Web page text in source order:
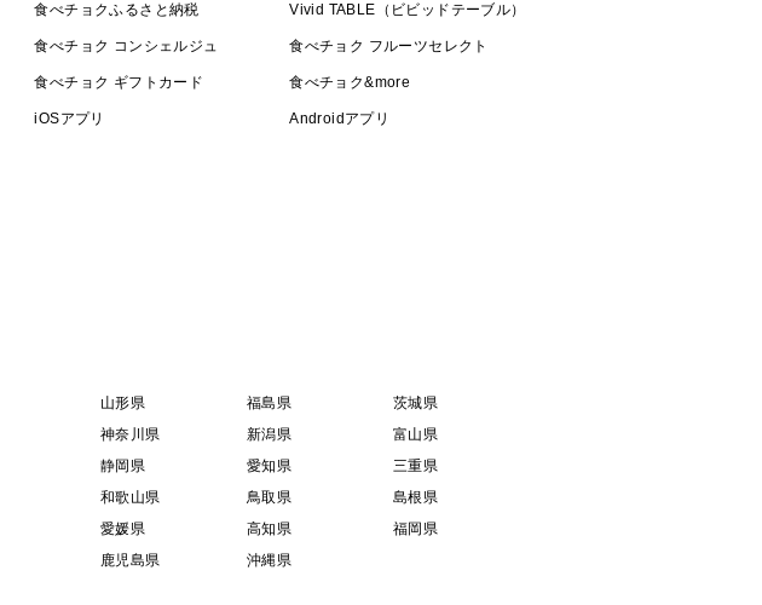
食べチョクふるさと納税 Vivid TABLE（ビビッドテーブル）
食べチョク コンシェルジュ 食べチョク フルーツセレクト
食べチョク ギフトカード 食べチョク&more
iOSアプリ Androidアプリ
山形県 福島県
茨城県
神奈川県 新潟県
富山県
静岡県 愛知県
三重県
和歌山県 鳥取県
島根県
愛媛県 高知県
福岡県
鹿児島県 沖縄県